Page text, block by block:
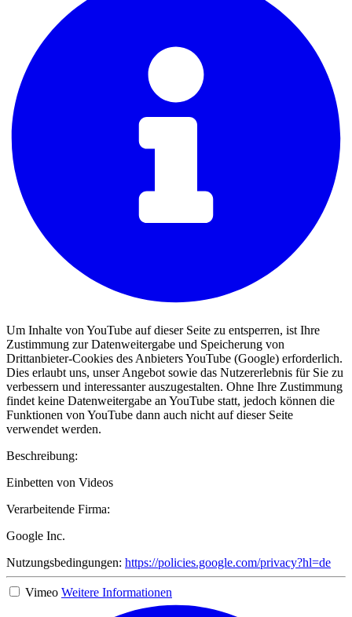
Um Inhalte von YouTube auf dieser Seite zu entsperren, ist Ihre
Zustimmung zur Datenweitergabe und Speicherung von
Drittanbieter-Cookies des Anbieters YouTube (Google) erforderlich.
Dies erlaubt uns, unser Angebot sowie das Nutzererlebnis für Sie zu
verbessern und interessanter auszugestalten. Ohne Ihre Zustimmung
findet keine Datenweitergabe an YouTube statt, jedoch können die
Funktionen von YouTube dann auch nicht auf dieser Seite
verwendet werden.
Beschreibung:
Einbetten von Videos
Verarbeitende Firma:
Google Inc.
Nutzungsbedingungen: https://policies.google.com/privacy?hl=de
Vimeo Weitere Informationen